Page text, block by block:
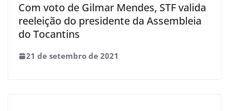
Com voto de Gilmar Mendes, STF valida
reeleição do presidente da Assembleia
do Tocantins
21 de setembro de 2021